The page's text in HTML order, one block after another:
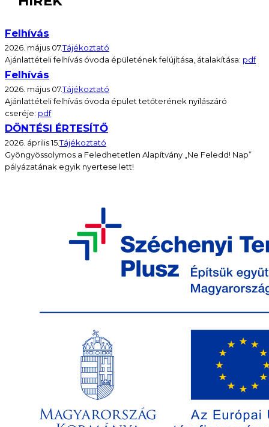
Felhívás
2026. május 07.Tájékoztató
Ajánlattételi felhívás óvoda épületének felújítása, átalakítása: pdf
Felhívás
2026. május 07.Tájékoztató
Ajánlattételi felhívás óvoda épület tetőterének nyílászáró
cseréje: pdf
DÖNTÉSI ÉRTESÍTŐ
2026. április 15.Tájékoztató
Gyöngyössolymos a Feledhetetlen Alapítvány „Ne Feledd! Nap”
pályázatának egyik nyertese lett!